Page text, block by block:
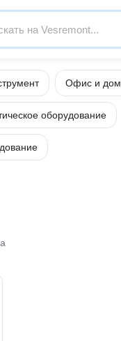
Офис и дом
оборудование